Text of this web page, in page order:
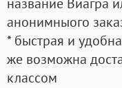
анонимныого
* быстрая и
же возможна
классом